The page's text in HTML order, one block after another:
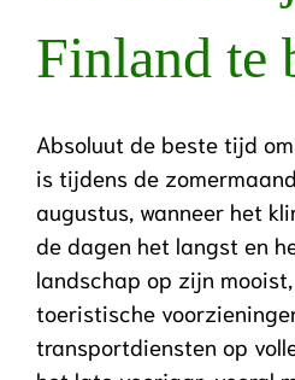
Finland te
Absoluut de beste tijd
is tijdens de
augustus, wanneer het
de dagen het langst en
landschap op zijn
toeristische
transportdiensten op